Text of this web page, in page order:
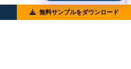
無料サンプルをダウンロード